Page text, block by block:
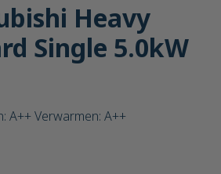
Heavy
Single 5.0kW
A++ Verwarmen: A++